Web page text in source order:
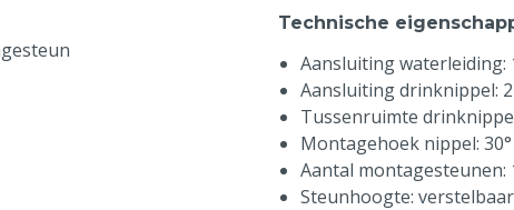
Technische
Aansluiting waterleiding:
Aansluiting drinknippel:
Tussenruimte
Montagehoek nippel: 30°
Aantal montagesteunen:
Steunhoogte: verstelbaar